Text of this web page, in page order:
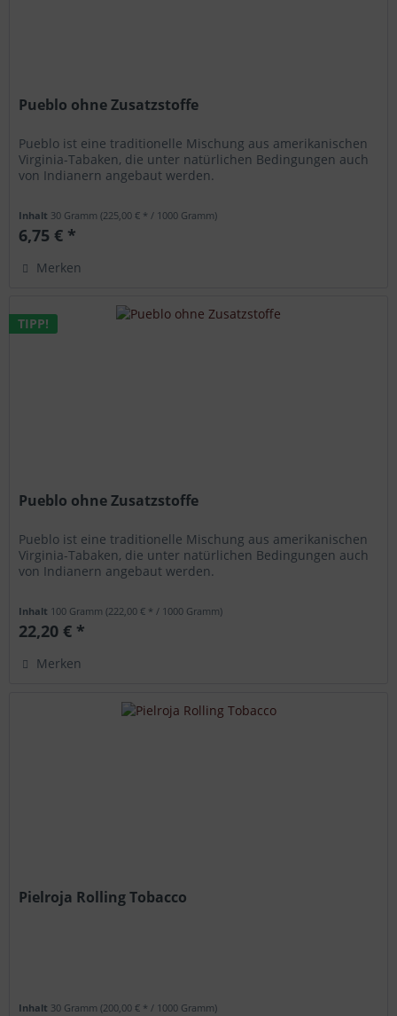
Pueblo ohne Zusatzstoffe
Pueblo ist eine traditionelle Mischung aus amerikanischen
Virginia-Tabaken, die unter natürlichen Bedingungen auch
von Indianern angebaut werden.
Inhalt 30 Gramm(225,00 € * / 1000 Gramm)
6,75 € *
Merken
TIPP!
Pueblo ohne Zusatzstoffe
Pueblo ist eine traditionelle Mischung aus amerikanischen
Virginia-Tabaken, die unter natürlichen Bedingungen auch
von Indianern angebaut werden.
Inhalt 100 Gramm(222,00 € * / 1000 Gramm)
22,20 € *
Merken
Pielroja Rolling Tobacco
Inhalt 30 Gramm(200,00 € * / 1000 Gramm)